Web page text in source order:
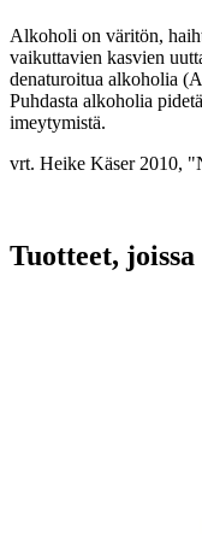
Alkoholi on väritön,
vaikuttavien kasvien
denaturoitua alkoholia
Puhdasta alkoholia
imeytymistä.
vrt. Heike Käser 2010,
Tuotteet,